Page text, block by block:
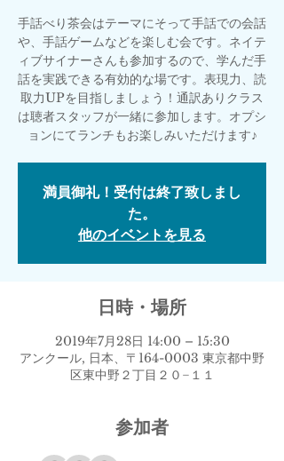
手話べり茶会はテーマにそって手話での会話
や、手話ゲームなどを楽しむ会です。ネイテ
ィブサイナーさんも参加するので、学んだ手
話を実践できる有効的な場です。表現力、読
取力UPを目指しましょう！通訳ありクラス
は聴者スタッフが一緒に参加します。オプシ
ョンにてランチもお楽しみいただけます♪
満員御礼！受付は終了致しまし
た。
他のイベントを見る
日時・場所
2019年7月28日 14:00 – 15:30
アンクール, 日本、〒164-0003 東京都中野
区東中野２丁目２０−１１
参加者